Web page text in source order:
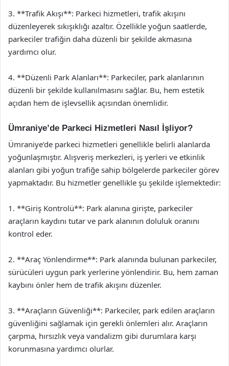
3. **Trafik Akışı**: Parkeci hizmetleri, trafik akışını
düzenleyerek sıkışıklığı azaltır. Özellikle yoğun saatlerde,
parkeciler trafiğin daha düzenli bir şekilde akmasına
yardımcı olur.
4. **Düzenli Park Alanları**: Parkeciler, park alanlarının
düzenli bir şekilde kullanılmasını sağlar. Bu, hem estetik
açıdan hem de işlevsellik açısından önemlidir.
Ümraniye’de Parkeci Hizmetleri Nasıl İşliyor?
Ümraniye’de parkeci hizmetleri genellikle belirli alanlarda
yoğunlaşmıştır. Alışveriş merkezleri, iş yerleri ve etkinlik
alanları gibi yoğun trafiğe sahip bölgelerde parkeciler görev
yapmaktadır. Bu hizmetler genellikle şu şekilde işlemektedir:
1. **Giriş Kontrolü**: Park alanına girişte, parkeciler
araçların kaydını tutar ve park alanının doluluk oranını
kontrol eder.
2. **Araç Yönlendirme**: Park alanında bulunan parkeciler,
sürücüleri uygun park yerlerine yönlendirir. Bu, hem zaman
kaybını önler hem de trafik akışını düzenler.
3. **Araçların Güvenliği**: Parkeciler, park edilen araçların
güvenliğini sağlamak için gerekli önlemleri alır. Araçların
çarpma, hırsızlık veya vandalizm gibi durumlara karşı
korunmasına yardımcı olurlar.